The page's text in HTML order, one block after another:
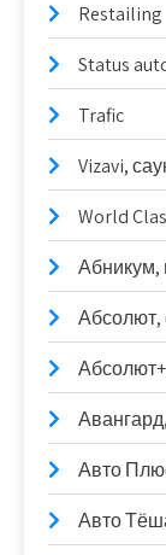
Restailing
Status
Trafic
Vizavi,
World
Абникум,
Абсолют,
Авто
Авто